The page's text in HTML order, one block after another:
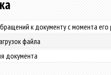
к документу с момента
файла
документа